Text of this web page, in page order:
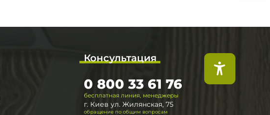
Консультация
бесплатная линия, менеджеры
0 800 33 61 76
г. Киев ул. Жилянская, 75
обращение по общим вопросам